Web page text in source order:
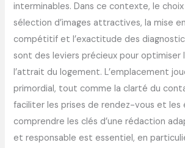
interminables. Dans ce contexte, le
sélection d’images attractives, la mise
compétitif et l’exactitude des
sont des leviers précieux pour optimiser
l’attrait du logement. L’emplacement
primordial, tout comme la clarté du
faciliter les prises de rendez-vous et les
comprendre les clés d’une rédaction
et responsable est essentiel, en